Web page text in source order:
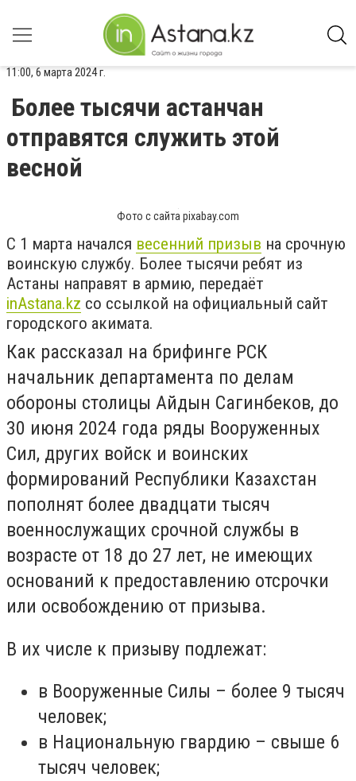
11:00, 6 марта 2024 г.
Более тысячи астанчан
отправятся служить этой
весной
Фото с сайта pixabay.com
С 1 марта начался весенний призыв на срочную
воинскую службу. Более тысячи ребят из
Астаны направят в армию, передаёт
inАstana.kz со ссылкой на официальный сайт
городского акимата.
Как рассказал на брифинге РСК
начальник департамента по делам
обороны столицы Айдын Сагинбеков, до
30 июня 2024 года ряды Вооруженных
Сил, других войск и воинских
формирований Республики Казахстан
пополнят более двадцати тысяч
военнослужащих срочной службы в
возрасте от 18 до 27 лет, не имеющих
оснований к предоставлению отсрочки
или освобождению от призыва.
В их числе к призыву подлежат:
в Вооруженные Силы – более 9 тысяч
человек;
в Национальную гвардию – свыше 6
тысяч человек;